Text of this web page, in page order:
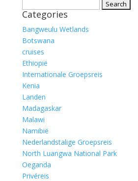
for:
Categories
Bangweulu Wetlands
Botswana
cruises
Ethiopië
Internationale Groepsreis
Kenia
Landen
Madagaskar
Malawi
Namibië
Nederlandstalige Groepsreis
North Luangwa National Park
Oeganda
Privéreis